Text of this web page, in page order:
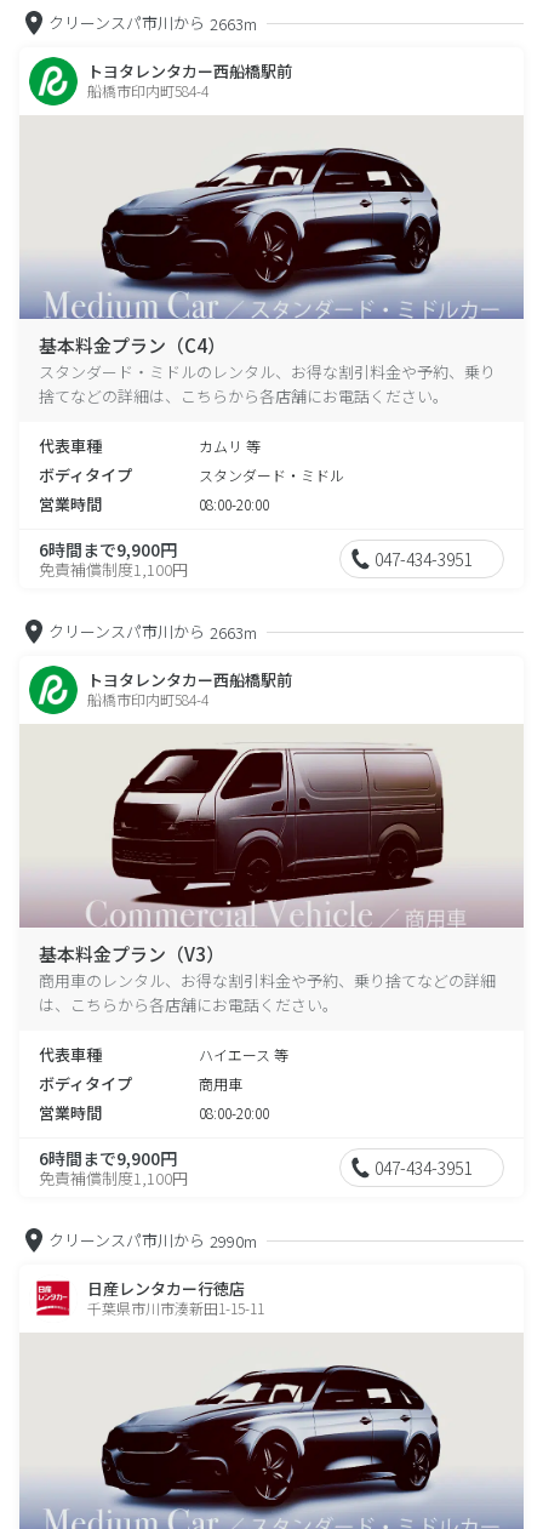
クリーンスパ市川から 2663m
トヨタレンタカー西船橋駅前
船橋市印内町584-4
基本料金プラン（C4）
スタンダード・ミドルのレンタル、お得な割引料金や予約、乗り
捨てなどの詳細は、こちらから各店舗にお電話ください。
代表車種 カムリ 等
ボディタイプ スタンダード・ミドル
営業時間 08:00-20:00
6時間まで9,900円
免責補償制度1,100円 047-434-3951
クリーンスパ市川から 2663m
トヨタレンタカー西船橋駅前
船橋市印内町584-4
基本料金プラン（V3）
商用車のレンタル、お得な割引料金や予約、乗り捨てなどの詳細
は、こちらから各店舗にお電話ください。
代表車種 ハイエース 等
ボディタイプ 商用車
営業時間 08:00-20:00
6時間まで9,900円
免責補償制度1,100円 047-434-3951
クリーンスパ市川から 2990m
日産レンタカー行徳店
千葉県市川市湊新田1-15-11